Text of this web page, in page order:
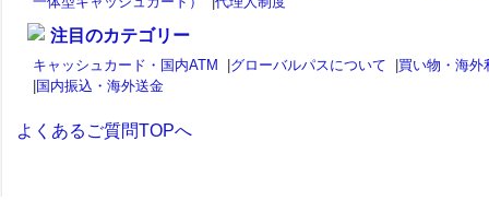
注目のカテゴリー
キャッシュカード・国内ATM |グローバルパスについて |買い物・海外
|国内振込・海外送金
よくあるご質問TOPへ